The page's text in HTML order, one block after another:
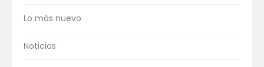
Lo más nuevo
Noticias